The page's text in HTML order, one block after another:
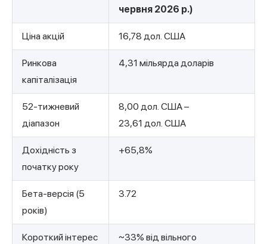
червня 2026 р.)
Ціна акцій 16,78 дол. США
Ринкова
капіталізація
4,31 мільярда доларів
52-тижневий
діапазон
8,00 дол. США –
23,61 дол. США
Дохідність з
початку року
+65,8%
Бета-версія (5
років)
3.72
Короткий інтерес
~33% від вільного